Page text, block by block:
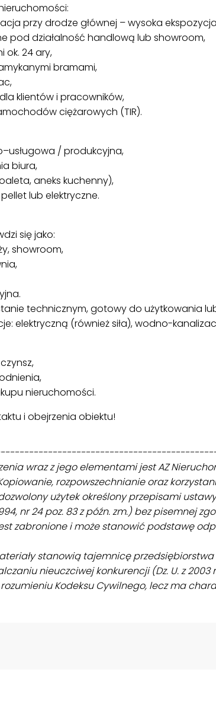
przy drodze głównej – wysoka
pod działalność handlową lub showroom,
ok. 24 ary,
bramami,
klientów i pracowników,
ciężarowych (TIR).
/ produkcyjna,
biura,
aneks kuchenny),
lub elektryczne.
się jako:
showroom,
technicznym, gotowy do użytkowania
elektryczną (również siła), wodno-
nieruchomości.
i obejrzenia obiektu!
wraz z jego elementami jest AZ
rozpowszechnianie oraz
użytek określony przepisami
nr 24 poz. 83 z późn. zm.) bez pisemnej
zabronione i może stanowić podstawę
stanowią tajemnicę
nieuczciwej konkurencji (Dz. U. z 2003
Kodeksu Cywilnego, lecz ma